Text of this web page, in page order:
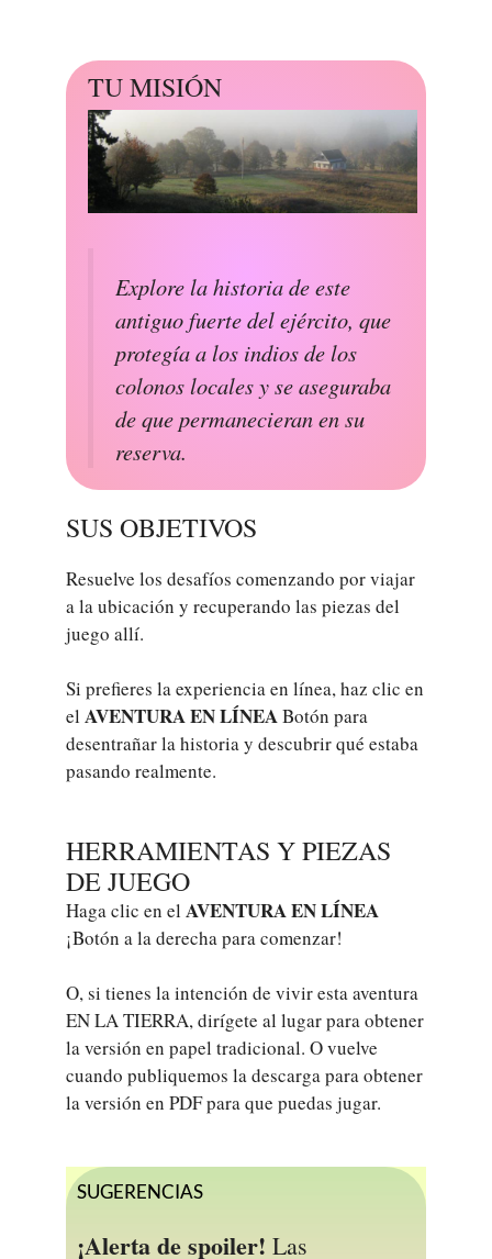
TU MISIÓN
Explore la historia de este
antiguo fuerte del ejército, que
protegía a los indios de los
colonos locales y se aseguraba
de que permanecieran en su
reserva.
SUS OBJETIVOS
Resuelve los desafíos comenzando por viajar
a la ubicación y recuperando las piezas del
juego allí.
Si prefieres la experiencia en línea, haz clic en
el AVENTURA EN LÍNEABotón para
desentrañar la historia y descubrir qué estaba
pasando realmente.
HERRAMIENTAS Y PIEZAS
DE JUEGO
Haga clic en el AVENTURA EN LÍNEA
¡Botón a la derecha para comenzar!
O, si tienes la intención de vivir esta aventura
EN LA TIERRA, dirígete al lugar para obtener
la versión en papel tradicional. O vuelve
cuando publiquemos la descarga para obtener
la versión en PDF para que puedas jugar.
SUGERENCIAS
¡Alerta de spoiler! Las